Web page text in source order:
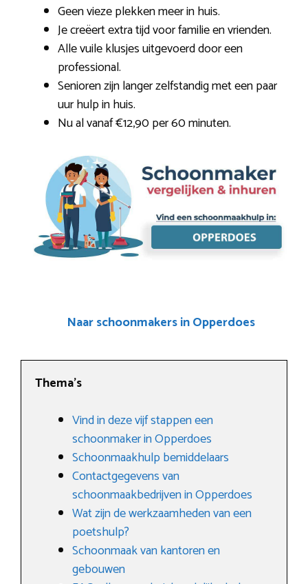
Geen vieze plekken meer in huis.
Je creëert extra tijd voor familie en vrienden.
Alle vuile klusjes uitgevoerd door een
professional.
Senioren zijn langer zelfstandig met een paar
uur hulp in huis.
Nu al vanaf €12,90 per 60 minuten.
Naar schoonmakers in Opperdoes
Thema’s
Vind in deze vijf stappen een
schoonmaker in Opperdoes
Schoonmaakhulp bemiddelaars
Contactgegevens van
schoonmaakbedrijven in Opperdoes
Wat zijn de werkzaamheden van een
poetshulp?
Schoonmaak van kantoren en
gebouwen